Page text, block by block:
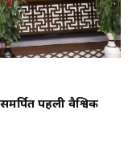
पहली वैश्विक